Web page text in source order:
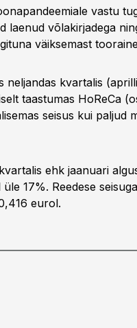
vastu
laenud võlakirjadega
väiksemast
neljandas kvartalis
taastumas HoReCa
seisus kui paljud
ehk jaanuari
17%. Reedese
eurol.